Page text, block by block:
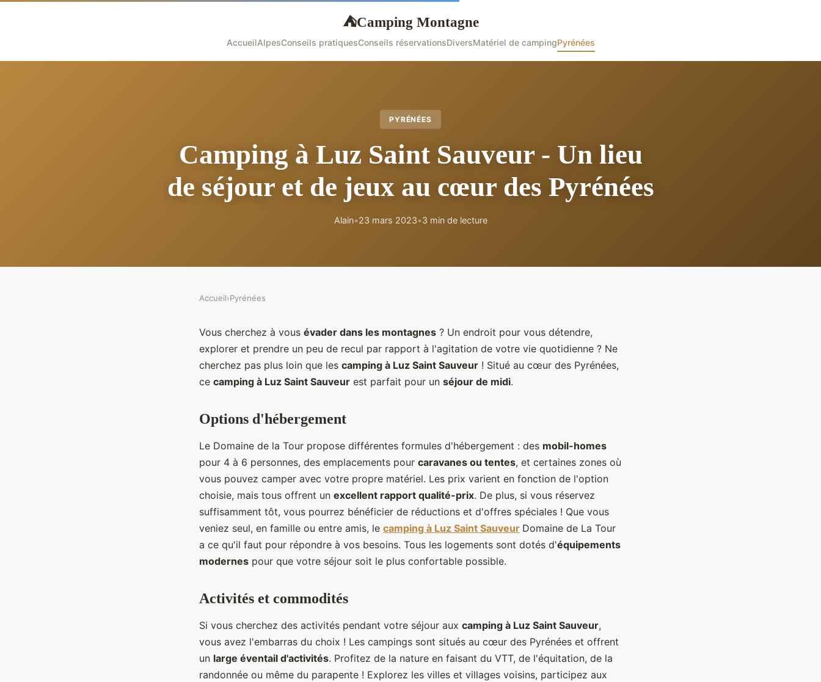
⛺Camping Montagne
AccueilAlpesConseils pratiquesConseils réservationsDiversMatériel de campingPyrénées
PYRÉNÉES
Camping à Luz Saint Sauveur - Un lieu
de séjour et de jeux au cœur des Pyrénées
Alain•23 mars 2023•3 min de lecture
Accueil›Pyrénées
Vous cherchez à vous évader dans les montagnes ? Un endroit pour vous détendre,
explorer et prendre un peu de recul par rapport à l'agitation de votre vie quotidienne ? Ne
cherchez pas plus loin que les camping à Luz Saint Sauveur ! Situé au cœur des Pyrénées,
ce camping à Luz Saint Sauveur est parfait pour un séjour de midi.
Options d'hébergement
Le Domaine de la Tour propose différentes formules d'hébergement : des mobil-homes
pour 4 à 6 personnes, des emplacements pour caravanes ou tentes, et certaines zones où
vous pouvez camper avec votre propre matériel. Les prix varient en fonction de l'option
choisie, mais tous offrent un excellent rapport qualité-prix. De plus, si vous réservez
suffisamment tôt, vous pourrez bénéficier de réductions et d'offres spéciales ! Que vous
veniez seul, en famille ou entre amis, le camping à Luz Saint Sauveur Domaine de La Tour
a ce qu'il faut pour répondre à vos besoins. Tous les logements sont dotés d'équipements
modernes pour que votre séjour soit le plus confortable possible.
Activités et commodités
Si vous cherchez des activités pendant votre séjour aux camping à Luz Saint Sauveur,
vous avez l'embarras du choix ! Les campings sont situés au cœur des Pyrénées et offrent
un large éventail d'activités. Profitez de la nature en faisant du VTT, de l'équitation, de la
randonnée ou même du parapente ! Explorez les villes et villages voisins, participez aux